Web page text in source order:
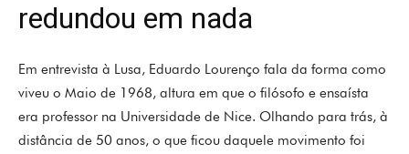
redundou em nada
Em entrevista à Lusa, Eduardo Lourenço fala da forma como
viveu o Maio de 1968, altura em que o filósofo e ensaísta
era professor na Universidade de Nice. Olhando para trás, à
distância de 50 anos, o que ficou daquele movimento foi